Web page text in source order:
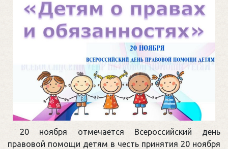
20 ноября отмечается Всероссийский день
правовой помощи детям в честь принятия 20 ноября